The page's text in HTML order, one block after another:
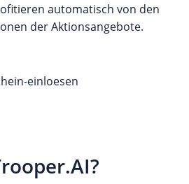
automatisch von den
der Aktionsangebote.